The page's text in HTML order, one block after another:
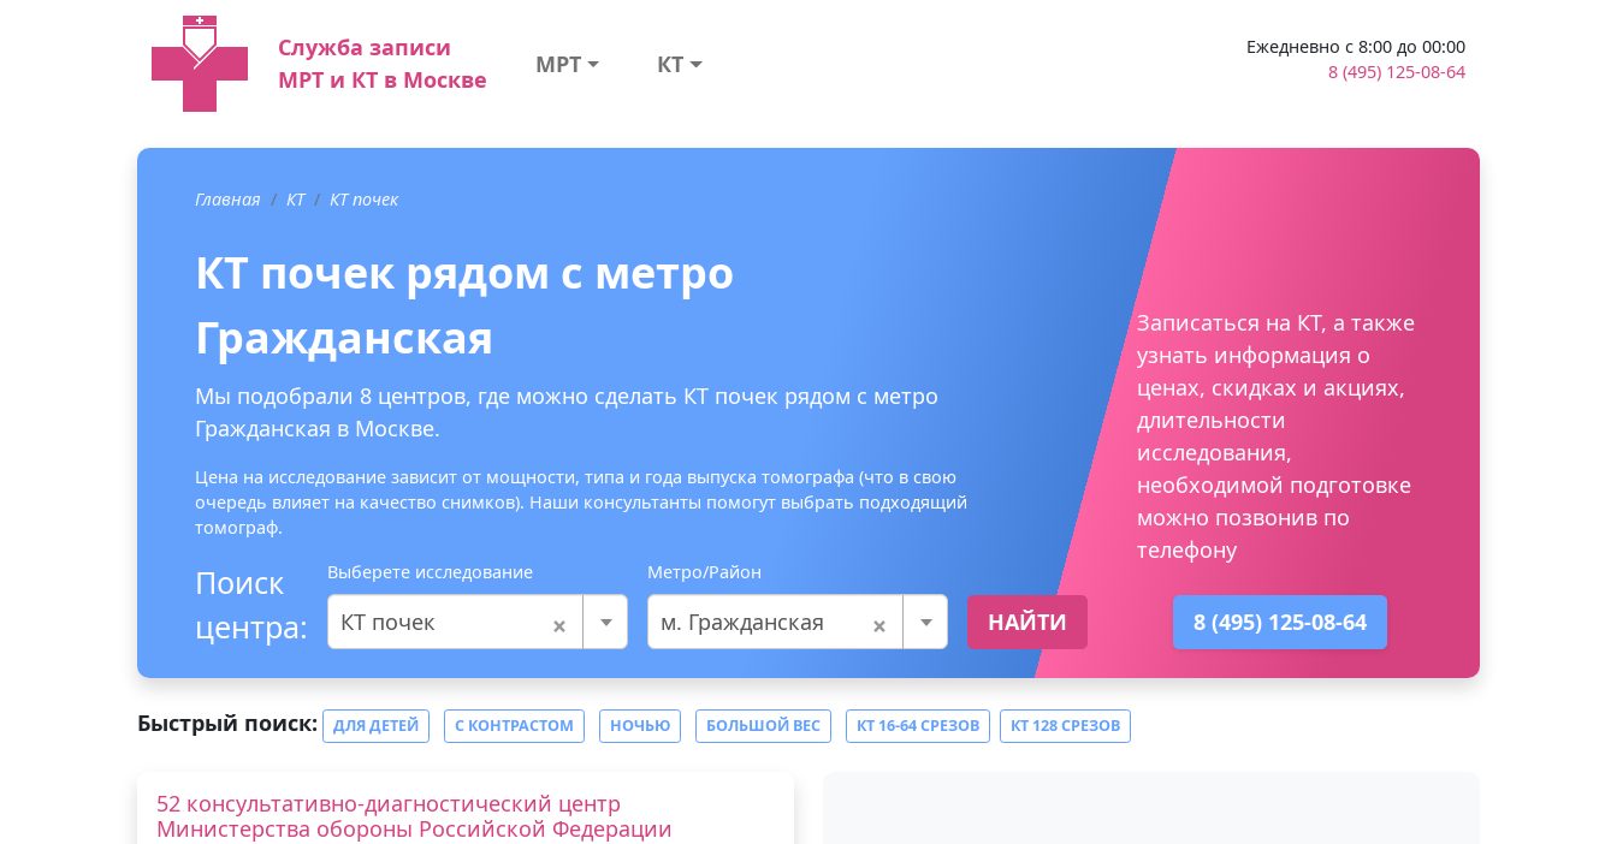
Служба записи
МРТ и КТ в Москве
МРТ КТ
Ежедневно с 8:00 до 00:00
8 (495) 125-08-64
Главная КТ КТ почек
КТ почек рядом с метро
Гражданская
Мы подобрали 8 центров, где можно сделать КТ почек рядом с метро
Гражданская в Москве.
Цена на исследование зависит от мощности, типа и года выпуска томографа (что в свою
очередь влияет на качество снимков). Наши консультанты помогут выбрать подходящий
томограф.
Поиск
центра:
Выберете исследование
×
КТ почек
Метро/Район
×
м. Гражданская НАЙТИ
Записаться на КТ, а также
узнать информация о
ценах, скидках и акциях,
длительности
исследования,
необходимой подготовке
можно позвонив по
телефону
8 (495) 125-08-64
Быстрый поиск: ДЛЯ ДЕТЕЙ С КОНТРАСТОМ НОЧЬЮ БОЛЬШОЙ ВЕС КТ 16-64 СРЕЗОВ КТ 128 СРЕЗОВ
52 консультативно-диагностический центр
Министерства обороны Российской Федерации